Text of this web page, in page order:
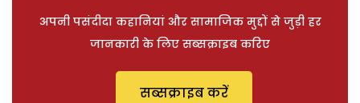
अपनी पसंदीदा कहानियां और सामाजिक मुद्दों से जुड़ी हर
जानकारी के लिए सब्सक्राइब करिए
सब्सक्राइब करें